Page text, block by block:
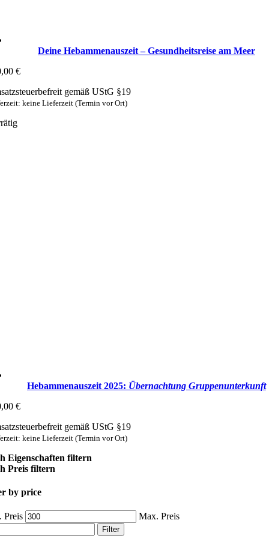
Deine Hebammenauszeit – Gesundheitsreise am Meer
€
gemäß UStG §19
keine Lieferzeit (Termin vor Ort)
Hebammenauszeit 2025: Übernachtung Gruppen­unterkunft
€
gemäß UStG §19
keine Lieferzeit (Termin vor Ort)
Eigenschaften filtern
Preis filtern
by price
Preis Max. Preis
Filter